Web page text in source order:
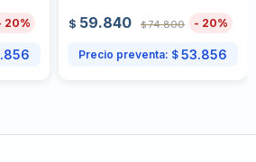
20 $ 59.840 $74.800 20
Precio preventa: $ 53.856